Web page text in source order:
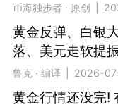
币海独步者 · 原创 |
黄金反弹、白银
落、美元走软提
鲁克 · 编译 | 2026-
黄金行情还没完!